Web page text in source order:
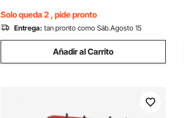
Solo queda 2 , pide pronto
Entrega: tan pronto como Sáb.Agosto 15
Añadir al Carrito